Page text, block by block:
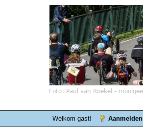
Welkom gast! Aanmelden